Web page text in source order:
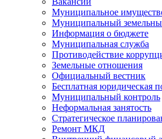
Муниципальное
Муниципальный
Информация о бюджете
Муниципальная служба
Противодействие
Земельные отношения
Официальный вестник
Бесплатная юридическая
Муниципальный контроль
Неформальная занятость
Стратегическое
Ремонт МКД